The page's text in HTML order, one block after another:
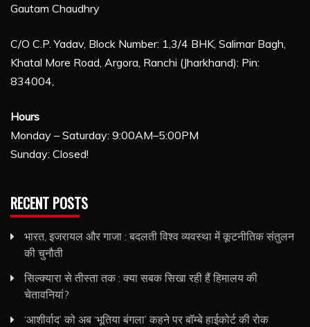
Gautam Chaudhry
C/O C.P. Yadav, Block Number: 1,3/4 BHK, Salimar Bagh,
Khatal More Road, Argora, Ranchi (Jharkhand): Pin:
834004,
Hours
Monday – Saturday: 9:00AM–5:00PM
Sunday: Closed!
RECENT POSTS
भारत, इजरायल और गाजा : बदलती विश्व व्यवस्था में कूटनीतिक संतुलन
की चुनौती
सिल्क्यारा से तीस्ता तक : क्या सबक सिखा रही हैं हिमालय की
चेतावनियां?
‘आशीर्वाद’ को अब ‘भूतिया बंगला’ कहने पर बॉम्बे हाईकोर्ट की रोक